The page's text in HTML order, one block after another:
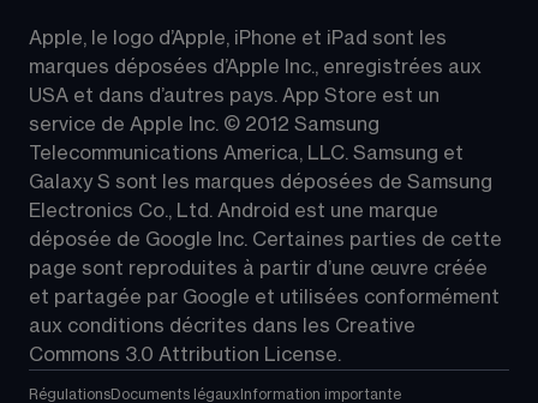
Apple, le logo d’Apple, iPhone et iPad sont les
marques déposées d’Apple Inc., enregistrées aux
USA et dans d’autres pays. App Store est un
service de Apple Inc. © 2012 Samsung
Telecommunications America, LLC. Samsung et
Galaxy S sont les marques déposées de Samsung
Electronics Co., Ltd. Android est une marque
déposée de Google Inc. Certaines parties de cette
page sont reproduites à partir d’une œuvre créée
et partagée par Google et utilisées conformément
aux conditions décrites dans les Creative
Commons 3.0 Attribution License.
RégulationsDocuments légaux Information importante